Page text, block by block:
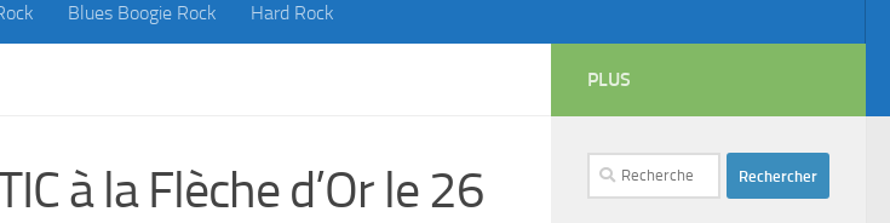
Blues Boogie Rock Hard Rock
à la Flèche d’Or le 26
PLUS
Rechercher :